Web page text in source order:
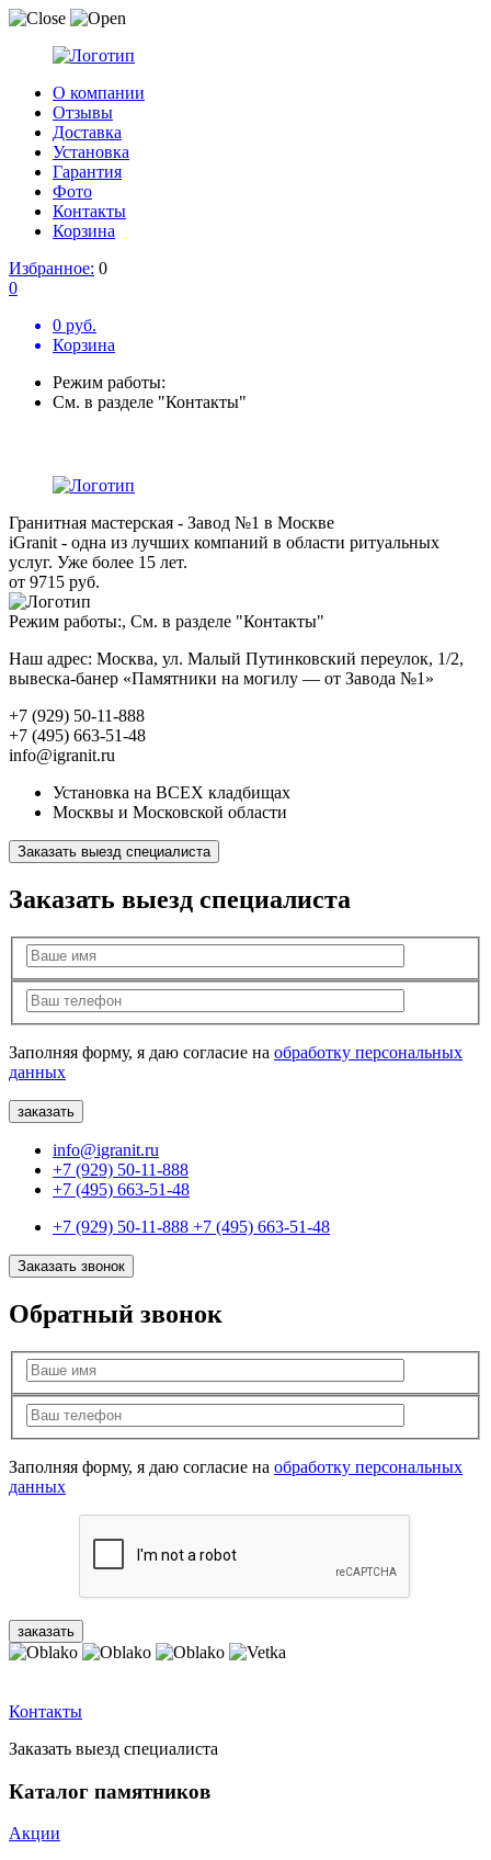
О компании
Отзывы
Доставка
Установка
Гарантия
Фото
Контакты
Корзина
Избранное: 0
0
0 руб.
Корзина
Режим работы:
См. в разделе "Контакты"
Гранитная мастерская - Завод №1 в Москве
iGranit - одна из лучших компаний в области ритуальных
услуг. Уже более 15 лет.
от 9715 руб.
Режим работы:, См. в разделе "Контакты"
Наш адрес: Москва, ул. Малый Путинковский переулок, 1/2,
вывеска-банер «Памятники на могилу — от Завода №1»
+7 (929) 50-11-888
+7 (495) 663-51-48
info@igranit.ru
Установка на ВСЕХ кладбищах
Москвы и Московской области
Заказать выезд специалиста
Заказать выезд специалиста
Заполняя форму, я даю согласие на обработку персональных
данных
info@igranit.ru
+7 (929) 50-11-888
+7 (495) 663-51-48
+7 (929) 50-11-888 +7 (495) 663-51-48
Заказать звонок
Обратный звонок
Заполняя форму, я даю согласие на обработку персональных
данных
Контакты
Заказать выезд специалиста
Каталог памятников
Акции